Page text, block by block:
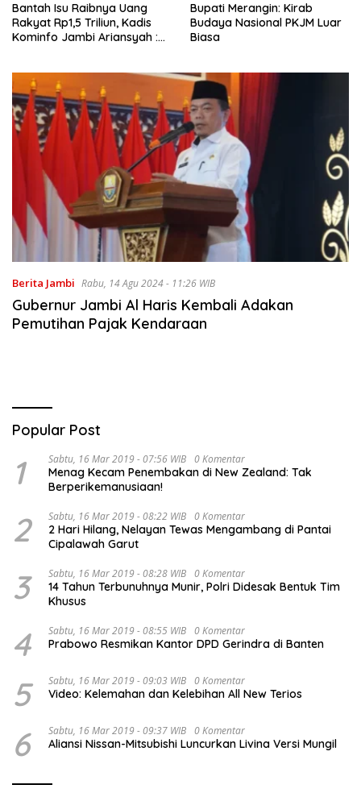
Bantah Isu Raibnya Uang
Rakyat Rp1,5 Triliun, Kadis
Kominfo Jambi Ariansyah :
Sejak 2002
Bupati Merangin: Kirab
Budaya Nasional PKJM Luar
Biasa
Berita Jambi Rabu, 14 Agu 2024 - 11:26 WIB
Gubernur Jambi Al Haris Kembali Adakan
Pemutihan Pajak Kendaraan
Popular Post
1 Sabtu, 16 Mar 2019 - 07:56 WIB 0 Komentar
Menag Kecam Penembakan di New Zealand: Tak
Berperikemanusiaan!
2 Sabtu, 16 Mar 2019 - 08:22 WIB 0 Komentar
2 Hari Hilang, Nelayan Tewas Mengambang di Pantai
Cipalawah Garut
3 Sabtu, 16 Mar 2019 - 08:28 WIB 0 Komentar
14 Tahun Terbunuhnya Munir, Polri Didesak Bentuk Tim
Khusus
4 Sabtu, 16 Mar 2019 - 08:55 WIB 0 Komentar
Prabowo Resmikan Kantor DPD Gerindra di Banten
5 Sabtu, 16 Mar 2019 - 09:03 WIB 0 Komentar
Video: Kelemahan dan Kelebihan All New Terios
6 Sabtu, 16 Mar 2019 - 09:37 WIB 0 Komentar
Aliansi Nissan-Mitsubishi Luncurkan Livina Versi Mungil